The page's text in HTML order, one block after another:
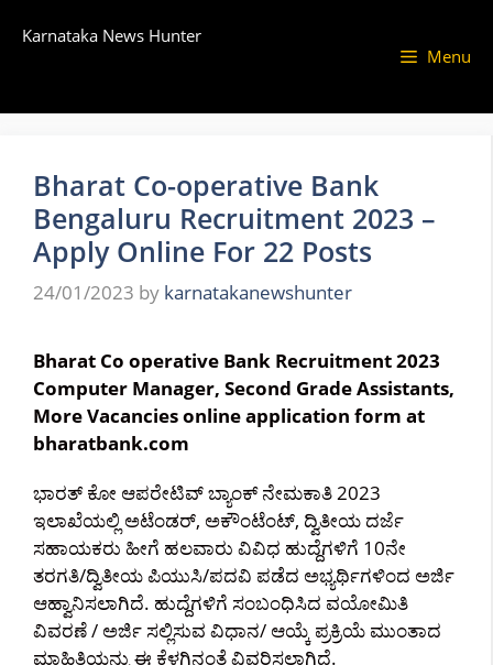
Karnataka News Hunter
Menu
Bharat Co-operative Bank
Bengaluru Recruitment 2023 –
Apply Online For 22 Posts
24/01/2023 by karnatakanewshunter
Bharat Co operative Bank Recruitment 2023
Computer Manager, Second Grade Assistants,
More Vacancies online application form at
bharatbank.com
ಭಾರತ್ ಕೋ ಆಪರೇಟಿವ್ ಬ್ಯಾಂಕ್ ನೇಮಕಾತಿ 2023
ಇಲಾಖೆಯಲ್ಲಿ ಅಟೆಂಡರ್, ಅಕೌಂಟೆಂಟ್, ದ್ವಿತೀಯ ದರ್ಜೆ
ಸಹಾಯಕರು ಹೀಗೆ ಹಲವಾರು ವಿವಿಧ ಹುದ್ದೆಗಳಿಗೆ 10ನೇ
ತರಗತಿ/ದ್ವಿತೀಯ ಪಿಯುಸಿ/ಪದವಿ ಪಡೆದ ಅಭ್ಯರ್ಥಿಗಳಿಂದ ಅರ್ಜಿ
ಆಹ್ವಾನಿಸಲಾಗಿದೆ. ಹುದ್ದೆಗಳಿಗೆ ಸಂಬಂಧಿಸಿದ ವಯೋಮಿತಿ
ವಿವರಣೆ / ಅರ್ಜಿ ಸಲ್ಲಿಸುವ ವಿಧಾನ/ ಆಯ್ಕೆ ಪ್ರಕ್ರಿಯೆ ಮುಂತಾದ
ಮಾಹಿತಿಯನ್ನು ಈ ಕೆಳಗಿನಂತೆ ವಿವರಿಸಲಾಗಿದೆ.